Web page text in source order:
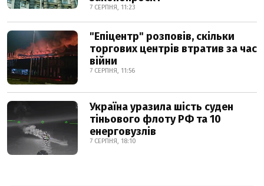
7 СЕРПНЯ, 11:23
"Епіцентр" розповів, скільки
торгових центрів втратив за час
війни
7 СЕРПНЯ, 11:56
Україна уразила шість суден
тіньового флоту РФ та 10
енерговузлів
7 СЕРПНЯ, 18:10